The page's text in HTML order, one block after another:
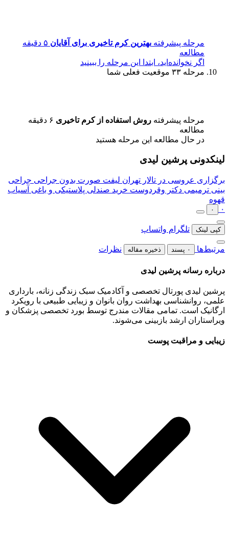
مرحله پیشرفته بهترین کرم تاخیری برای آقایان
۵ دقیقه
مطالعه
اگر نخوانده‌اید، ابتدا این مرحله را ببینید
مرحله ۳۳
موقعیت فعلی شما
مرحله پیشرفته روش استفاده از کرم تاخیری
۶ دقیقه
مطالعه
در حال مطالعه این مرحله هستید
لینکدونی پرشین لیدی
برگزاری عروسی در تالار تهران لیفت صورت بدون جراحی جراحی
بینی ترمیمی دکتر وقردوست خرید صندلی پلاستیکی و باغی آسیاب
قهوه
۰
۰
کپی لینک تلگرام واتساپ
مرتبط‌ها ۰ پسند ذخیره مقاله نظرات
درباره رسانه پرشین لیدی
پرشین لیدی پورتال تخصصی و آکادمیک سبک زندگی زنانه، بارداری
علمی، روانشناسی بهداشت روان بانوان و زیبایی طبیعی با رویکرد
ارگانیک است. تمامی مقالات مندرج توسط بورد تخصصی پزشکان و
ویراستاران ارشد بازبینی می‌شوند.
زیبایی و مراقبت پوست